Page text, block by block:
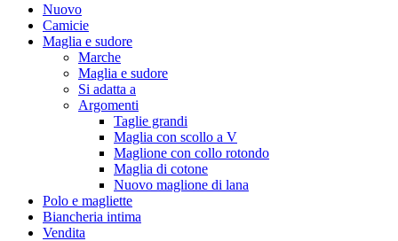
Nuovo
Camicie
Maglia e sudore
Marche
Maglia e sudore
Si adatta a
Argomenti
Taglie grandi
Maglia con scollo a V
Maglione con collo rotondo
Maglia di cotone
Nuovo maglione di lana
Polo e magliette
Biancheria intima
Vendita